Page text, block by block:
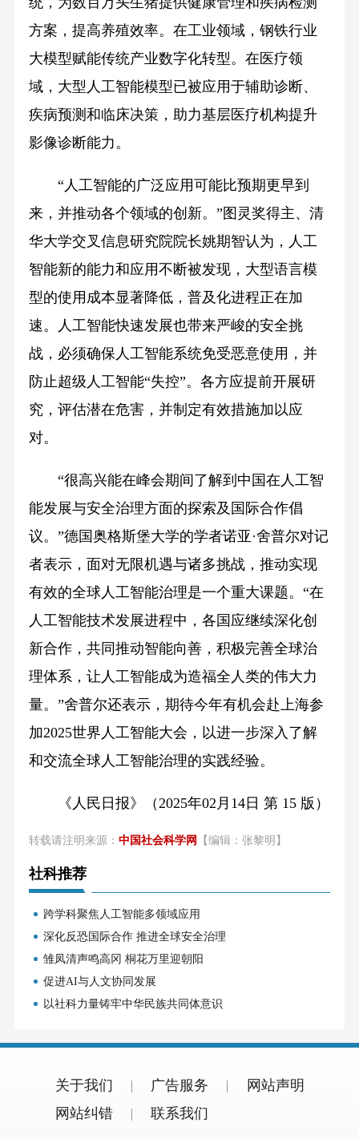
方案，提高养殖效率。在工业领域，钢铁行业
大模型赋能传统产业数字化转型。在医疗领
域，大型人工智能模型已被应用于辅助诊断、
疾病预测和临床决策，助力基层医疗机构提升
影像诊断能力。
“人工智能的广泛应用可能比预期更早到
来，并推动各个领域的创新。”图灵奖得主、清
华大学交叉信息研究院院长姚期智认为，人工
智能新的能力和应用不断被发现，大型语言模
型的使用成本显著降低，普及化进程正在加
速。人工智能快速发展也带来严峻的安全挑
战，必须确保人工智能系统免受恶意使用，并
防止超级人工智能“失控”。各方应提前开展研
究，评估潜在危害，并制定有效措施加以应
对。
“很高兴能在峰会期间了解到中国在人工智
能发展与安全治理方面的探索及国际合作倡
议。”德国奥格斯堡大学的学者诺亚·舍普尔对记
者表示，面对无限机遇与诸多挑战，推动实现
有效的全球人工智能治理是一个重大课题。“在
人工智能技术发展进程中，各国应继续深化创
新合作，共同推动智能向善，积极完善全球治
理体系，让人工智能成为造福全人类的伟大力
量。”舍普尔还表示，期待今年有机会赴上海参
加2025世界人工智能大会，以进一步深入了解
和交流全球人工智能治理的实践经验。
《人民日报》（2025年02月14日 第 15 版）
转载请注明来源： 中国社会科学网 【编辑：张黎明】
社科推荐
跨学科聚焦人工智能多领域应用
深化反恐国际合作 推进全球安全治理
雏凤清声鸣高冈 桐花万里迎朝阳
促进AI与人文协同发展
以社科力量铸牢中华民族共同体意识
关于我们 广告服务
网站声明
网站纠错
联系我们